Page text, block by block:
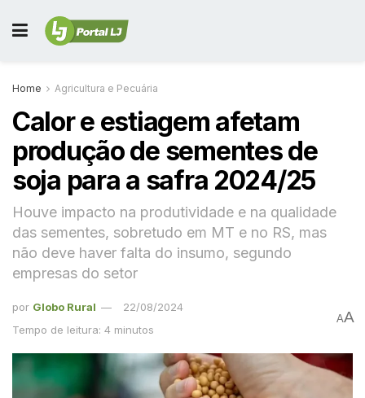
Home Agricultura e Pecuária
Calor e estiagem afetam
produção de sementes de
soja para a safra 2024/25
Houve impacto na produtividade e na qualidade
das sementes, sobretudo em MT e no RS, mas
não deve haver falta do insumo, segundo
empresas do setor
por Globo Rural
22/08/2024
Tempo de leitura: 4 minutos
AA